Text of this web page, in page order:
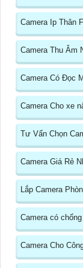
Camera Ip Thân
Camera Thu Âm
Camera Có Đọc
Camera Cho xe
Tư Vấn Chọn
Camera Giá Rẻ
Lắp Camera
Camera có
Camera Cho